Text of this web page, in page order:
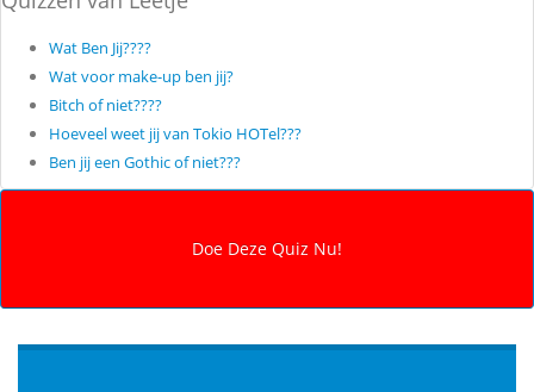
Wat Ben Jij????
Wat voor make-up ben jij?
Bitch of niet????
Hoeveel weet jij van Tokio HOTel???
Ben jij een Gothic of niet???